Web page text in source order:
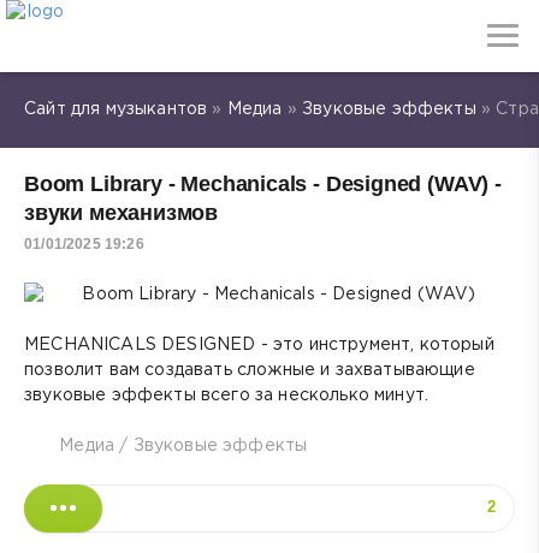
Сайт для музыкантов » Медиа » Звуковые эффекты »
Boom Library - Mechanicals - Designed (WAV) -
звуки механизмов
01/01/2025 19:26
MECHANICALS DESIGNED - это инструмент, который
позволит вам создавать сложные и захватывающие
звуковые эффекты всего за несколько минут.
Медиа / Звуковые эффекты
2